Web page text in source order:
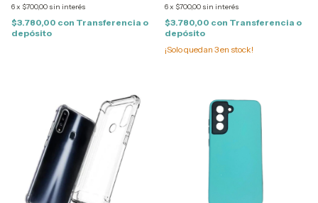
6x $700,00 sin interés
$3.780,00 con Transferencia o
depósito
6x $700,00 sin interés
$3.780,00 con Transferencia o
depósito
¡Solo quedan 3en stock!